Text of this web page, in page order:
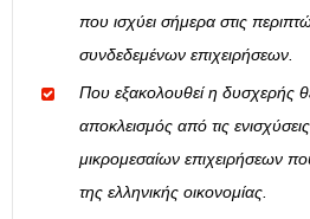
που ισχύει σήμερα στις
συνδεδεμένων επιχειρήσεων.
Που εξακολουθεί η δυσχερής
αποκλεισμός από τις
μικρομεσαίων επιχειρήσεων
της ελληνικής οικονομίας.